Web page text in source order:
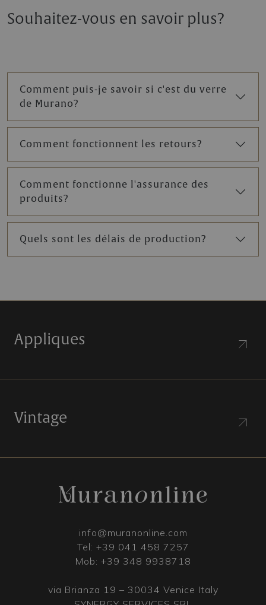
Souhaitez-vous en savoir plus?
Comment puis-je savoir si c'est du verre
de Murano?
Comment fonctionnent les retours?
Comment fonctionne l'assurance des
produits?
Quels sont les délais de production?
Appliques
Vintage
info@muranonline.com
Tel: +39 041 458 7257
Mob: +39 348 9938718
via Brianza 19 – 30034 Venice Italy